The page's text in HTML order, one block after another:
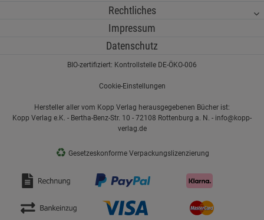
Rechtliches
Impressum
Datenschutz
BIO-zertifiziert: Kontrollstelle DE-ÖKO-006
Cookie-Einstellungen
Hersteller aller vom Kopp Verlag herausgegebenen Bücher ist:
Kopp Verlag e.K. - Bertha-Benz-Str. 10 - 72108 Rottenburg a. N. - info@kopp-
verlag.de
♻ Gesetzeskonforme Verpackungslizenzierung
Cookie-Informationen
Marketing Cookies (3)
Datenschutzerklärung Impressum